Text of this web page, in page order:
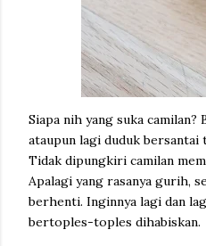
Siapa nih yang suka camilan?
ataupun lagi duduk bersantai
Tidak dipungkiri camilan
Apalagi yang rasanya gurih,
berhenti. Inginnya lagi dan
bertoples-toples dihabiskan.